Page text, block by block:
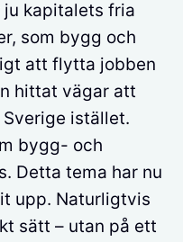
ju kapitalets fria
som bygg och
att flytta jobben
hittat vägar att
istället.
bygg- och
Detta tema har nu
upp. Naturligtvis
sätt – utan på ett